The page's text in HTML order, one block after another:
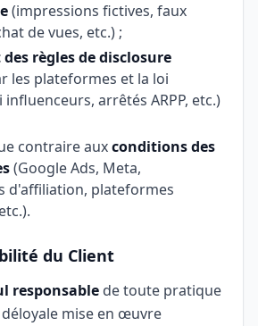
(impressions fictives, faux
de vues, etc.) ;
règles de disclosure
les plateformes et la loi
arrêtés ARPP, etc.)
contraire auxconditions des
(Google Ads, Meta,
d'affiliation, plateformes
du Client
responsable de toute pratique
mise en œuvre